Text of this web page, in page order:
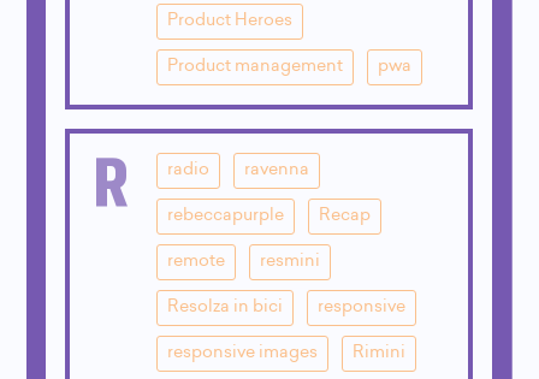
Product Heroes
Product management pwa
R radio ravenna
rebeccapurple Recap
remote resmini
Resolza in bici responsive
responsive images Rimini